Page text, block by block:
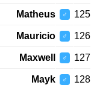
125
♂
Matheus
126
♂
Mauricio
127
♂
Maxwell
128
♂
Mayk